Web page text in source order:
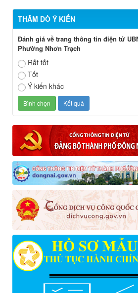
THĂM DÒ Ý KIẾN
Đánh giá về trang thông tin điện tử
Phường Nhơn Trạch
Rất tốt
Tốt
Ý kiến khác